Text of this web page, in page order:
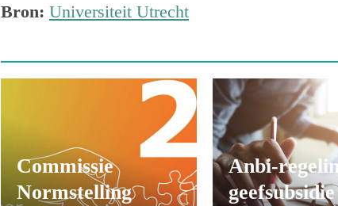
Bron: Universiteit Utrecht
Commissie
Normstelling
Anbi-
geefsubsidie